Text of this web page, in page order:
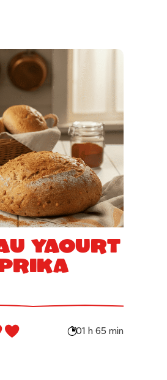
yaourt
01 h 65 min